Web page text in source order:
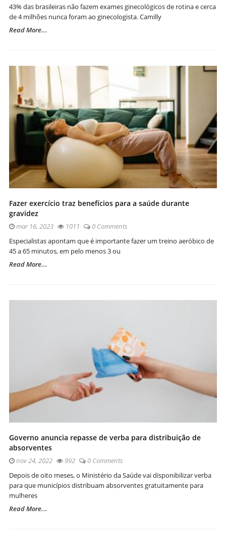
43% das brasileiras não fazem exames ginecológicos de rotina e cerca
de 4 milhões nunca foram ao ginecologista. Camilly
Read More...
Fazer exercício traz benefícios para a saúde durante
gravidez
mar 16, 2023 1011
0 Comments
Especialistas apontam que é importante fazer um treino aeróbico de
45 a 65 minutos, em pelo menos 3 ou
Read More...
Governo anuncia repasse de verba para distribuição de
absorventes
nov 24, 2022 992
0 Comments
Depois de oito meses, o Ministério da Saúde vai disponibilizar verba
para que municípios distribuam absorventes gratuitamente para
mulheres
Read More...